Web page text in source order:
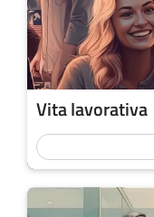
Vita lavorativa